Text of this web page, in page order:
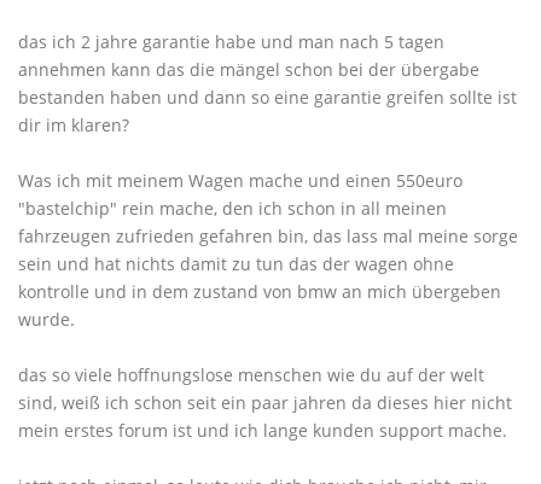
das ich 2 jahre garantie habe und man nach 5 tagen
annehmen kann das die mängel schon bei der übergabe
bestanden haben und dann so eine garantie greifen sollte ist
dir im klaren?
Was ich mit meinem Wagen mache und einen 550euro
"bastelchip" rein mache, den ich schon in all meinen
fahrzeugen zufrieden gefahren bin, das lass mal meine sorge
sein und hat nichts damit zu tun das der wagen ohne
kontrolle und in dem zustand von bmw an mich übergeben
wurde.
das so viele hoffnungslose menschen wie du auf der welt
sind, weiß ich schon seit ein paar jahren da dieses hier nicht
mein erstes forum ist und ich lange kunden support mache.